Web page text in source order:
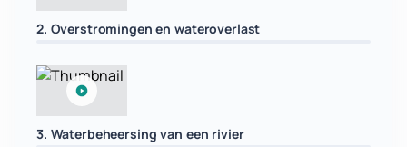
2. Overstromingen en wateroverlast
3. Waterbeheersing van een rivier